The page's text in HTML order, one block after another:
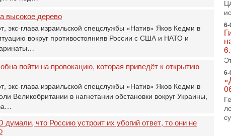
высокое дерево
экс-глава израильской спецслужбы «Натив» Яков Кедми в
вокруг противостоянияв России с США и НАТО и
пойти на провокацию, которая приведёт к открытию
экс-глава израильской спецслужбы «Натив» Яков Кедми в
Великобритании в нагнетании обстановки вокруг Украины,
что Россию устроит их убогий ответ, то они не
В
6-
6-